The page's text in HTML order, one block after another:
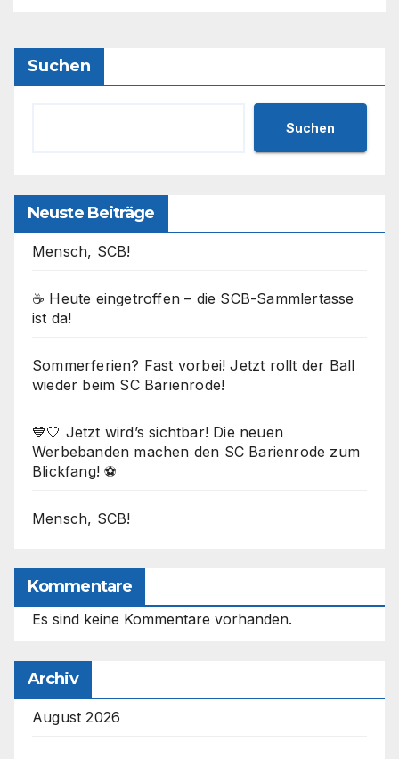
Suchen
Suchen
Neuste Beiträge
Mensch, SCB!
☕ Heute eingetroffen – die SCB-Sammlertasse
ist da!
Sommerferien? Fast vorbei! Jetzt rollt der Ball
wieder beim SC Barienrode!
💙🤍 Jetzt wird’s sichtbar! Die neuen
Werbebanden machen den SC Barienrode zum
Blickfang! ⚽
Mensch, SCB!
Kommentare
Es sind keine Kommentare vorhanden.
Archiv
August 2026